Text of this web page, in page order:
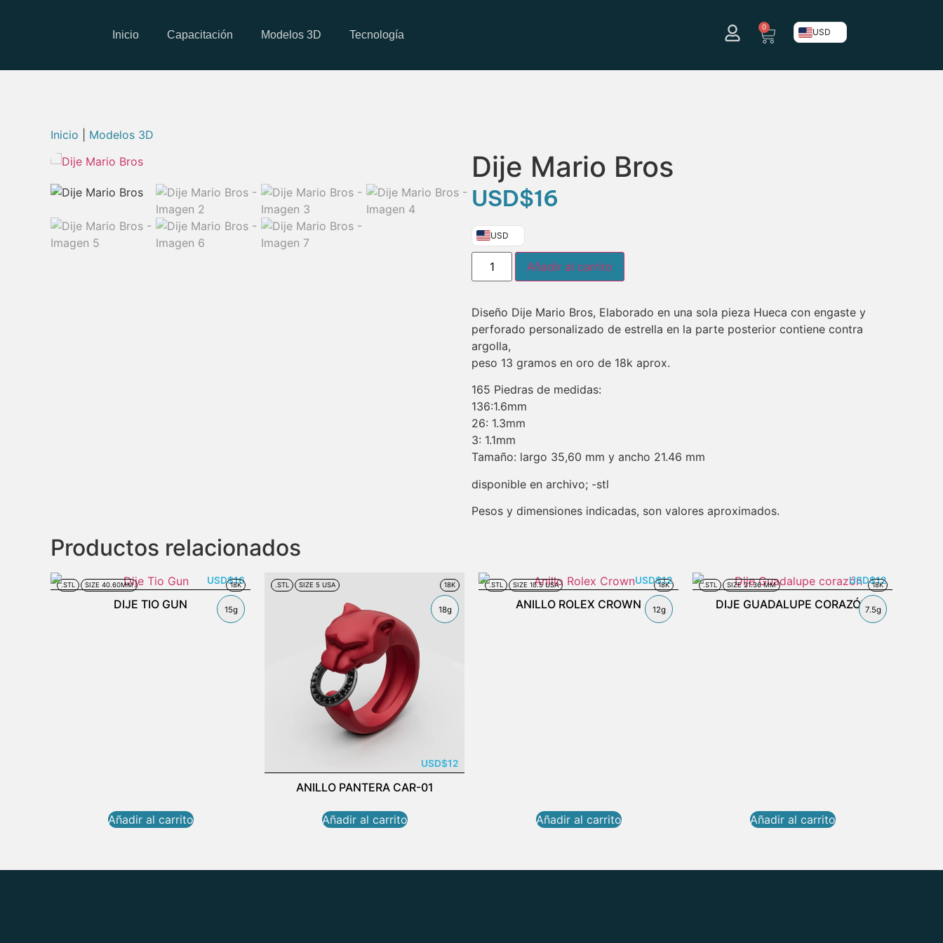
Inicio Capacitación Modelos 3D Tecnología
0
USD
Inicio Modelos 3D
Dije Mario Bros
USD$16
USD
Añadir al carrito
Diseño Dije Mario Bros, Elaborado en una sola pieza Hueca con engaste y
perforado personalizado de estrella en la parte posterior contiene contra
argolla,
peso 13 gramos en oro de 18k aprox.
165 Piedras de medidas:
136:1.6mm
26: 1.3mm
3: 1.1mm
Tamaño: largo 35,60 mm y ancho 21.46 mm
disponible en archivo; -stl
Pesos y dimensiones indicadas, son valores aproximados.
Productos relacionados
.STL SIZE 40.60MM 18K
15g
USD$16
DIJE TIO GUN
Añadir al carrito
.STL SIZE 5 USA 18K
18g
USD$12
ANILLO PANTERA CAR-01
Añadir al carrito
.STL SIZE 10.5 USA 18K
12g
USD$12
ANILLO ROLEX CROWN
Añadir al carrito
.STL SIZE 21.36 MM 18K
7.5g
USD$12
DIJE GUADALUPE CORAZÓN
Añadir al carrito